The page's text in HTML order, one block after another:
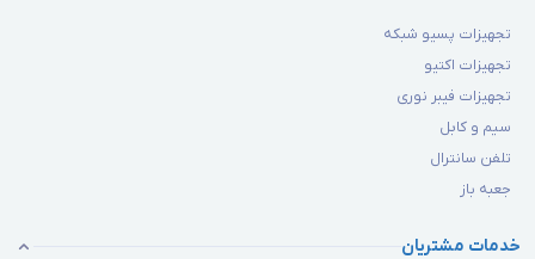
تجهیزات پسیو شبکه
تجهیزات اکتیو
تجهیزات فیبر نوری
سیم و کابل
تلفن سانترال
جعبه باز
خدمات مشتریان